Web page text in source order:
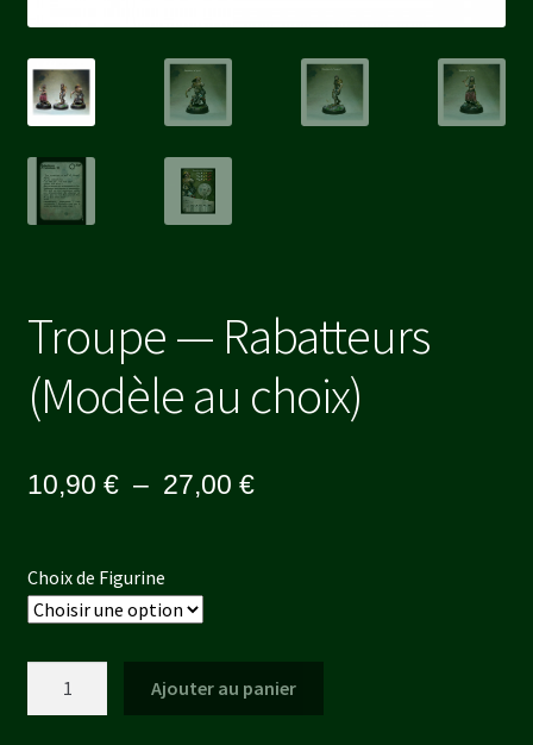
Troupe — Rabatteurs
(Modèle au choix)
10,90 € – 27,00 €Plage
27,00 €
Choix de Figurine
Ajouter au panier